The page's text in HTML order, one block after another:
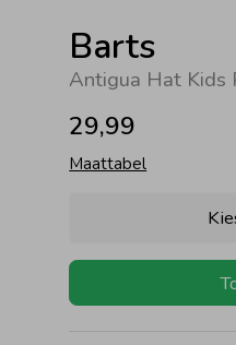
Barts
Antigua Hat Kids
29,99
Maattabel